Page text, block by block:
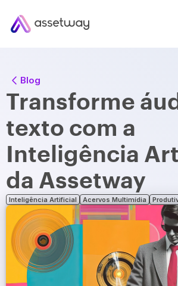
Blog
Transforme
texto com a
Inteligência
da Assetway
Inteligência Artificial Acervos Multimídia